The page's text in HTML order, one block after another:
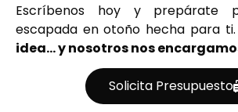
Escríbenos hoy y prepárate
escapada en otoño hecha para ti.
idea… y nosotros nos
Solicita Presupuesto